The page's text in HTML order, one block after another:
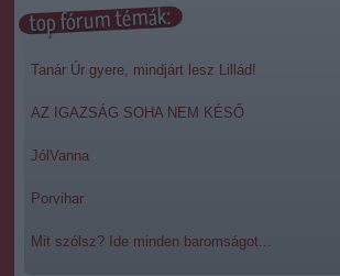
top fórum témák:
Tanár Úr gyere, mindjárt lesz Lillád!
AZ IGAZSÁG SOHA NEM KÉSŐ
JólVanna
Porvihar
Mit szólsz? Ide minden baromságot...